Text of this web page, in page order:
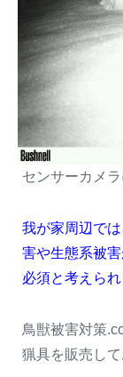
センサーカメ
我が家周辺で
害や生態系被
必須と考えられ
鳥獣被害対策
猟具を販売して